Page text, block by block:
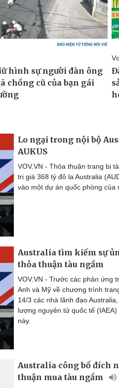
Lo ngại trong nội bộ
AUKUS
VOV.VN - Thỏa thuận trang bị
trị giá 368 tỷ đô la Australia
vào một dự án quốc phòng của
Australia tìm kiếm sự
thỏa thuận tàu ngầm
VOV.VN - Trước các phản ứng
Anh và Mỹ về chương trình
14/3 các nhà lãnh đạo
lượng nguyên tử quốc tế
này.
Australia công bố đích
thuận mua tàu ngầm